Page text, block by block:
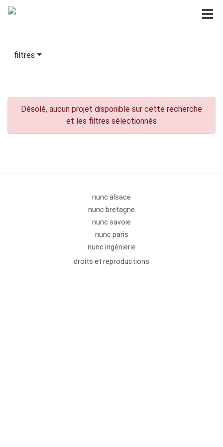
filtres
Désolé, aucun projet disponible sur cette recherche
et les filtres sélectionnés
nunc alsace
nunc bretagne
nunc savoie
nunc paris
nunc ingénierie
droits et reproductions